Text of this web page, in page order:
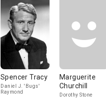
Spencer Tracy
Daniel J. 'Bugs'
Raymond
Marguerite
Churchill
Dorothy Stone